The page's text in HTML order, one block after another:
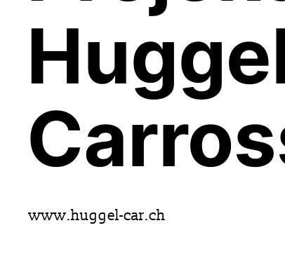
www.huggel-car.ch